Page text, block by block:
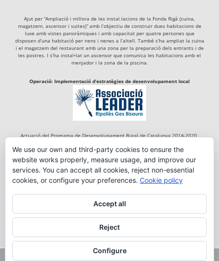
Ajut per “Ampliació i millora de les instal.lacions de la Fonda Rigà (cuina,
magatzem, ascensor i suites)” amb l’objectiu de construir dues habitacions de
luxe amb vistes panoràmiques i amb capacitat per quatre persones que
disposen d’una habitació per nens i nenes a l’altell. També s’ha ampliat la cuina
i el magatzem del restaurant amb una zona per la preparació dels entrants i de
les postres. I s’ha instal•lat un ascensor que comunica les habitacions amb el
menjador i la zona de la piscina.
Operació: Implementació d’estratègies de desenvolupament local
Actuació del Programa de Desenvolupament Rural de Catalunya 2014-2020,
We use our own and third-party cookies to ensure the
website works properly, measure usage, and improve our
services. You can accept all cookies, reject non-essential
cookies, or configure your preferences. Cookie policy
Accept all
Reject
Configure